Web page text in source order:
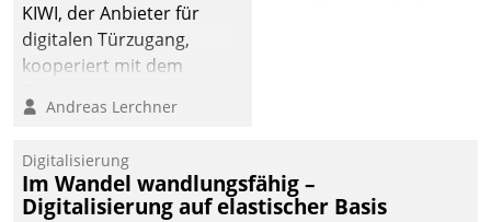
KIWI, der Anbieter für
digitalen Türzugang,
kooperiert mit dem
Softwareentwicklungshaus
Andreas Lerchner
Digitalisierung
Im Wandel wandlungsfähig –
Digitalisierung auf elastischer Basis